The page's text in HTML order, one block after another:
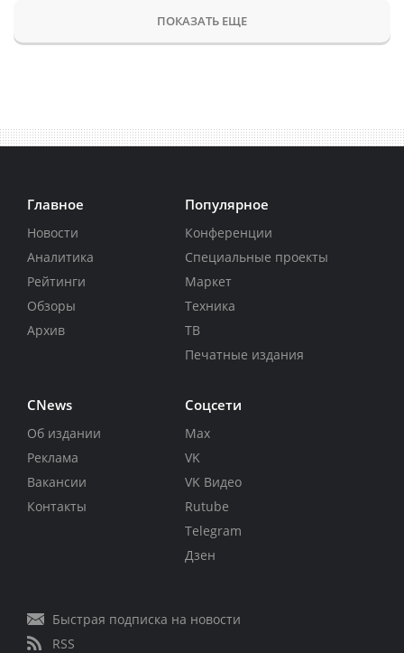
ПОКАЗАТЬ ЕЩЕ
Главное
Новости
Аналитика
Рейтинги
Обзоры
Архив
Популярное
Конференции
Специальные проекты
Маркет
Техника
ТВ
Печатные издания
CNews
Об издании
Реклама
Вакансии
Контакты
Соцсети
Max
VK
VK Видео
Rutube
Telegram
Дзен
Быстрая подписка на новости
RSS